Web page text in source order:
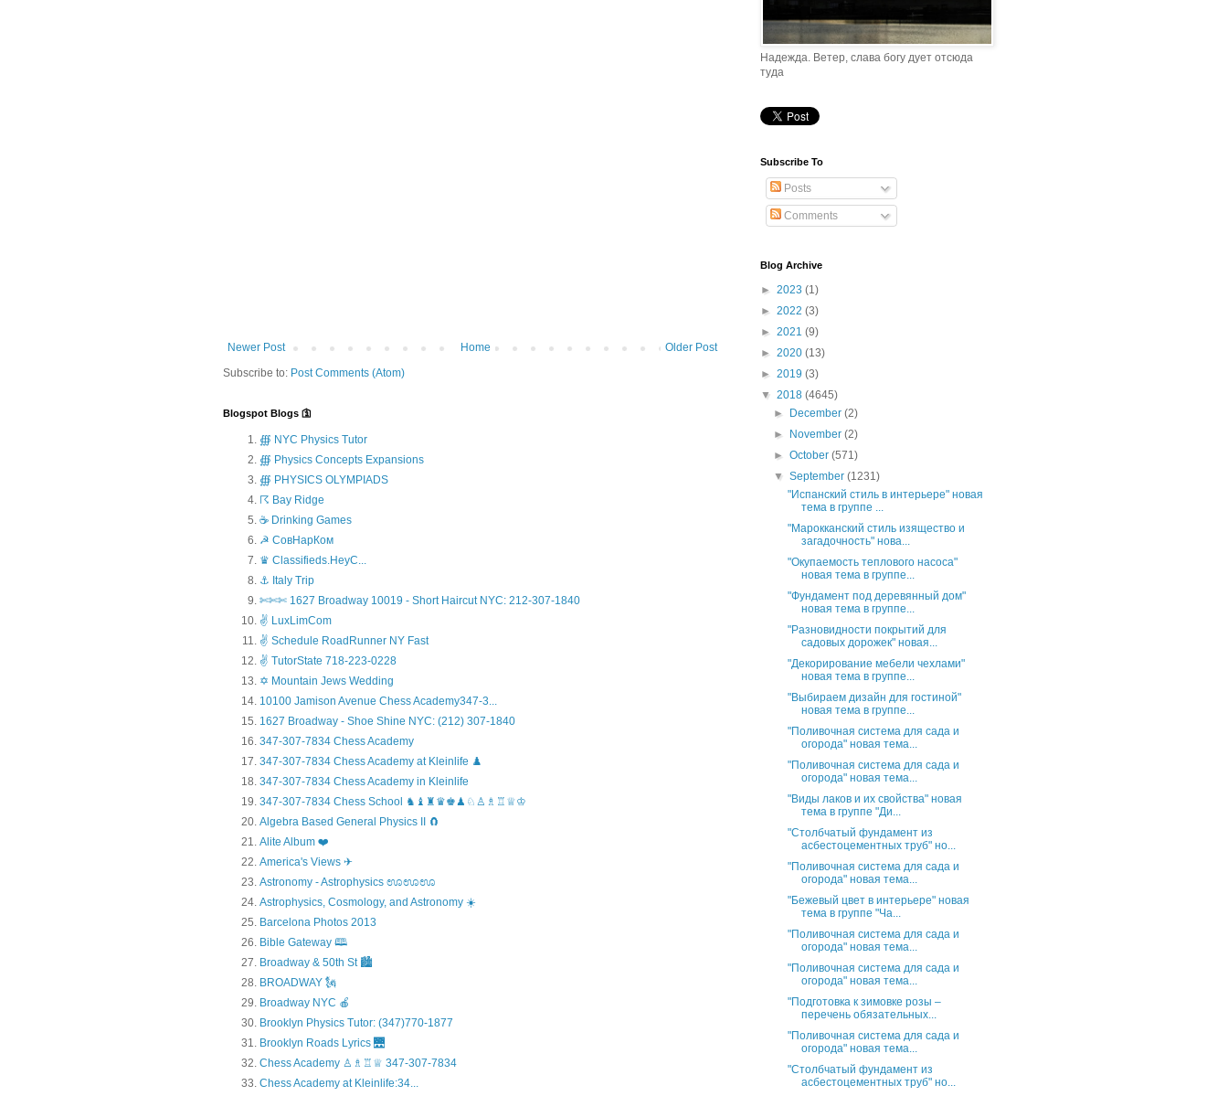
Newer Post Older Post
Home
Subscribe to: Post Comments (Atom)
Blogspot Blogs 🛐
∰ NYC Physics Tutor
∰ Physics Concepts Expansions
∰ PHYSICS OLYMPIADS
☈ Bay Ridge
☕ Drinking Games
☭ СовНарКом
♛ Classifieds.HeyC...
⚓ Italy Trip
✄✄✄ 1627 Broadway 10019 - Short Haircut NYC: 212-307-1840
✌ LuxLimCom
✌ Schedule RoadRunner NY Fast
✌ TutorState 718-223-0228
✡ Mountain Jews Wedding
10100 Jamison Avenue Chess Academy347-3...
1627 Broadway - Shoe Shine NYC: (212) 307-1840
347-307-7834 Chess Academy
347-307-7834 Chess Academy at Kleinlife ♟️
347-307-7834 Chess Academy in Kleinlife
347-307-7834 Chess School ♞♝♜♛♚♟♘♙♗♖♕♔
Algebra Based General Physics II 🧲
Alite Album ❤️
America's Views ✈
Astronomy - Astrophysics ಊಊಊ
Astrophysics, Cosmology, and Astronomy ☀️
Barcelona Photos 2013
Bible Gateway 🕮
Broadway & 50th St 🏙️
BROADWAY 🗽
Broadway NYC 🍎
Brooklyn Physics Tutor: (347)770-1877
Brooklyn Roads Lyrics 🌉
Chess Academy ♙♗♖♕ 347-307-7834
Chess Academy at Kleinlife:34...
Надежда. Ветер, слава богу дует отсюда
туда
Subscribe To
Posts
Comments
Blog Archive
► 2023 (1)
► 2022 (3)
► 2021 (9)
► 2020 (13)
► 2019 (3)
▼ 2018 (4645)
►
December(2)
►
November(2)
►October(571)
▼September(1231)
"Испанский стиль в интерьере" новая
тема в группе ...
"Марокканский стиль изящество и
загадочность" нова...
"Окупаемость теплового насоса"
новая тема в группе...
"Фундамент под деревянный дом"
новая тема в группе...
"Разновидности покрытий для
садовых дорожек" новая...
"Декорирование мебели чехлами"
новая тема в группе...
"Выбираем дизайн для гостиной"
новая тема в группе...
"Поливочная система для сада и
огорода" новая тема...
"Поливочная система для сада и
огорода" новая тема...
"Виды лаков и их свойства" новая
тема в группе "Ди...
"Столбчатый фундамент из
асбестоцементных труб" но...
"Поливочная система для сада и
огорода" новая тема...
"Бежевый цвет в интерьере" новая
тема в группе "Ча...
"Поливочная система для сада и
огорода" новая тема...
"Поливочная система для сада и
огорода" новая тема...
"Подготовка к зимовке розы –
перечень обязательных...
"Поливочная система для сада и
огорода" новая тема...
"Столбчатый фундамент из
асбестоцементных труб" но...